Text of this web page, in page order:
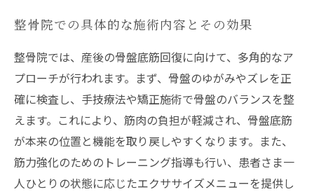
整骨院での具体的な施術内容とその効果
整骨院では、産後の骨盤底筋回復に向けて、多角的なア
プローチが行われます。まず、骨盤のゆがみやズレを正
確に検査し、手技療法や矯正施術で骨盤のバランスを整
えます。これにより、筋肉の負担が軽減され、骨盤底筋
が本来の位置と機能を取り戻しやすくなります。また、
筋力強化のためのトレーニング指導も行い、患者さま一
人ひとりの状態に応じたエクササイズメニューを提供し